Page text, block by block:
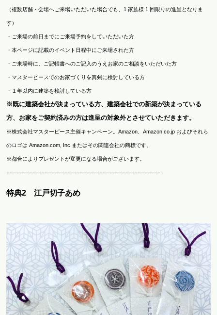
（複数店舗・会場へご来場いただいた場合でも、1 家族様 1 回限りの進呈となりま
す）
・ご来場の前日までにご来場予約をしていただいた方
・本ページに記載のイベント日程中にご来場された方
・ご来場時に、ご記帳書へのご記入のうえお家のご相談をいただいた方
・マスターピースでのお家づくりを真剣に検討している方
・１年以内に建築を検討している方
※既に建築会社が決まっている方、建築会社での新築が決まっている
方、お家をご契約済みの方は進呈の対象外とさせていただきます。
※株式会社マスターピース主催キャンペーン。Amazon、Amazon.co.jp およびそれら
のロゴは Amazon.com, Inc.またはその関連会社の商標です。
※都合によりプレゼントが変更になる場合がございます。
=====================================================
特典2 江戸切子あめ